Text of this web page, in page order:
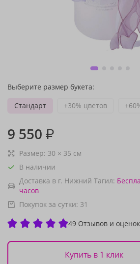
Выберите размер букета:
Стандарт
+30% цветов
9 550 ₽
Размер: 30 × 35 см
В наличии
Доставка в г. Нижний Тагил:
часов
Покупок за сутки: 31
49 Отзывов и оценок
Купить в 1 клик